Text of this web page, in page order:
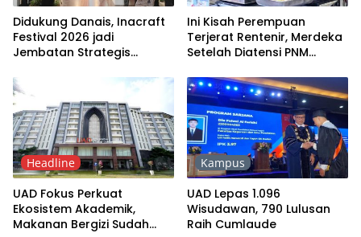
Didukung Danais, Inacraft
Festival 2026 jadi
Jembatan Strategis
Pasar Global
Ini Kisah Perempuan
Terjerat Rentenir, Merdeka
Setelah Diatensi PNM
Headline
UAD Fokus Perkuat
Ekosistem Akademik,
Makanan Bergizi Sudah
Kampus
UAD Lepas 1.096
Wisudawan, 790 Lulusan
Raih Cumlaude